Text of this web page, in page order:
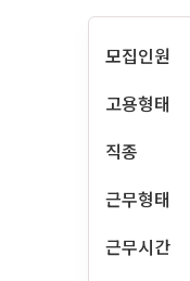
모집인원
고용형태
직종
근무형태
근무시간